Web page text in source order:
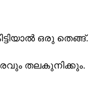
ഒരു തെങ്ങ്.
തലകുനിക്കും.